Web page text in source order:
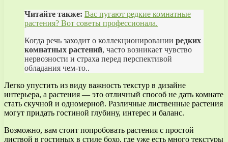
Читайте также: Вас пугают редкие комнатные
растения? Вот советы профессионала.
Когда речь заходит о коллекционировании редких
комнатных растений, часто возникает чувство
нервозности и страха перед перспективой
обладания чем-то..
Легко упустить из виду важность текстур в дизайне
интерьера, а растения — это отличный способ не дать комнате
стать скучной и одномерной. Различные лиственные растения
могут придать гостиной глубину, интерес и баланс.
Возможно, вам стоит попробовать растения с простой
листвой в гостиных в стиле бохо, где уже есть много текстуры